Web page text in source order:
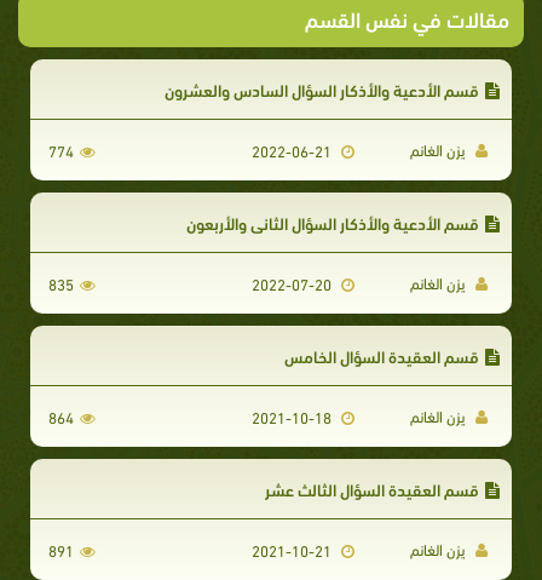
مقالات في نفس القسم
قسم الأدعية والأذكار السؤال السادس والعشرون
يزن الغانم 774
قسم الأدعية والأذكار السؤال الثاني والأربعون
يزن الغانم 2022-07-20
835
قسم العقيدة السؤال الخامس
يزن الغانم 2021-10-18
864
قسم العقيدة السؤال الثالث عشر
يزن الغانم 891